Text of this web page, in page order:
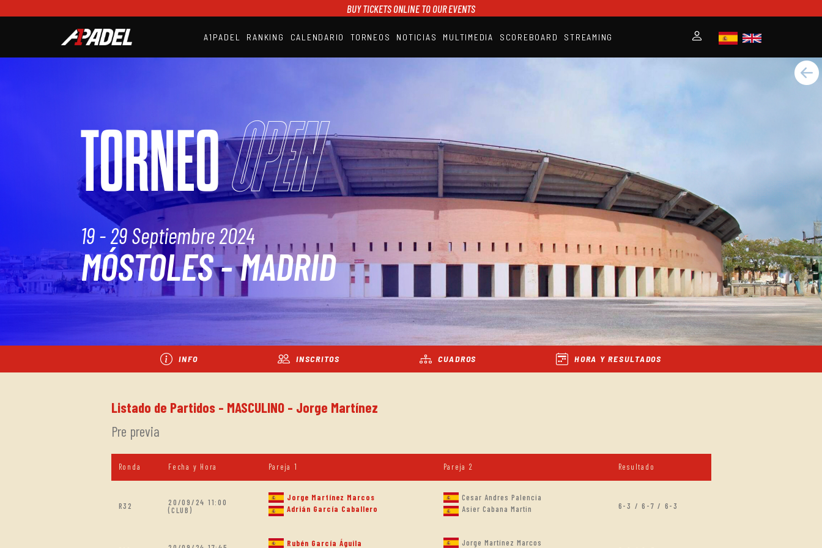
BUY TICKETS ONLINE TO OUR EVENTS
A1PADEL RANKING CALENDARIO TORNEOS NOTICIAS MULTIMEDIA SCOREBOARD STREAMING
STREAMING
TORNEOOpen
19 - 29 Septiembre 2024
MÓSTOLES - MADRID
INFO INSCRITOS CUADROS HORA Y RESULTADOS
Listado de Partidos - MASCULINO - Jorge Martínez
Pre previa
Ronda Fecha y Hora Pareja 1 Pareja 2 Resultado
R32
20/09/24 11:00
(CLUB)
Jorge Martínez Marcos
Adrián García Caballero
Cesar Andres Palencia
Asier Cabana Martin
6-3 / 6-7 / 6-3
Rubén García Águila
Jorge Martínez Marcos